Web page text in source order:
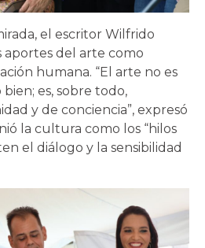
el escritor Wilfrido
aportes del arte como
humana. “El arte no es
es, sobre todo,
y de conciencia”, expresó
la cultura como los “hilos
el diálogo y la sensibilidad